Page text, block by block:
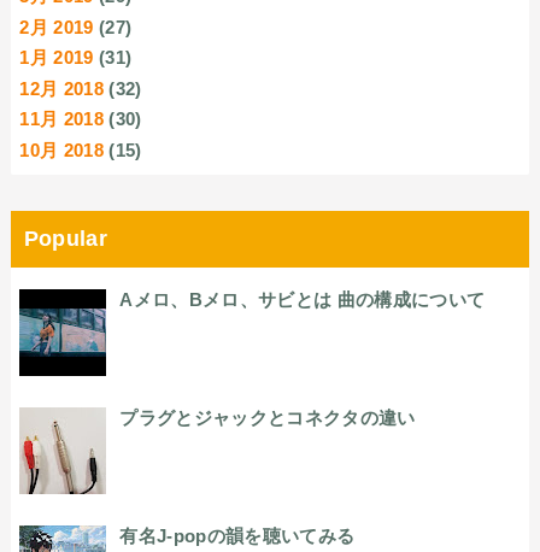
2月 2019 (27)
1月 2019 (31)
12月 2018 (32)
11月 2018 (30)
10月 2018 (15)
Popular
Aメロ、Bメロ、サビとは 曲の構成について
プラグとジャックとコネクタの違い
有名J-popの韻を聴いてみる